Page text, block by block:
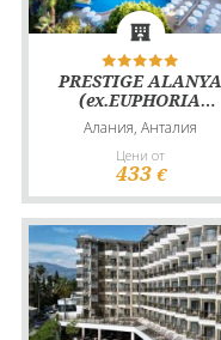
PRESTIGE ALANYA
(ex.EUPHORIA
COMFORT BEACH
ALANYA)
Алания, Анталия
Цени от
433 €